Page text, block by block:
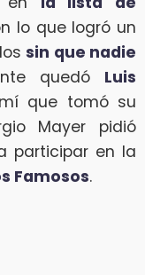
lo que logró un
sin que nadie
quedó Luis
que tomó su
Mayer pidió
participar en la
Famosos.